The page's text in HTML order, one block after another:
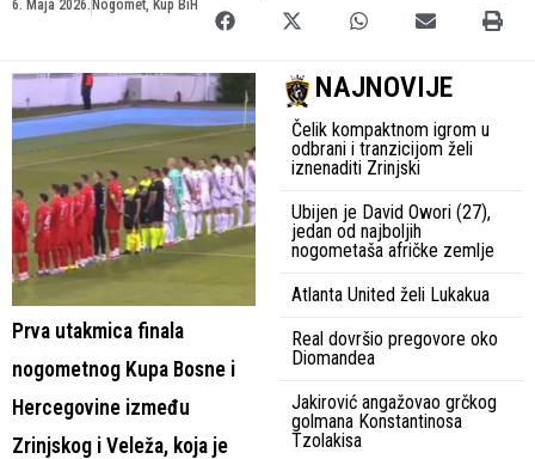
6. Maja 2026.Nogomet, Kup BiH
Prva utakmica finala
nogometnog Kupa Bosne i
Hercegovine između
Zrinjskog i Veleža, koja je
NAJNOVIJE
Čelik kompaktnom igrom u
odbrani i tranzicijom želi
iznenaditi Zrinjski
Ubijen je David Owori (27),
jedan od najboljih
nogometaša afričke zemlje
Atlanta United želi Lukakua
Real dovršio pregovore oko
Diomandea
Jakirović angažovao grčkog
golmana Konstantinosa
Tzolakisa